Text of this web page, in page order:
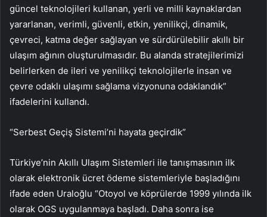
güncel teknolojileri kullanan, yerli ve milli kaynaklardan
yararlanan, verimli, güvenli, etkin, yenilikçi, dinamik,
çevreci, katma değer sağlayan ve sürdürülebilir akıllı bir
ulaşım ağının oluşturulmasıdır. Bu alanda stratejilerimizi
belirlerken de ileri ve yenilikçi teknolojilerle insan ve
çevre odaklı ulaşımı sağlama vizyonuna odaklandık”
ifadelerini kullandı.
“Serbest Geçiş Sistemi’ni hayata geçirdik”
Türkiye’nin Akıllı Ulaşım Sistemleri ile tanışmasının ilk
olarak elektronik ücret ödeme sistemleriyle başladığını
ifade eden Uraloğlu “Otoyol ve köprülerde 1999 yılında ilk
olarak OGS uygulanmaya başladı. Daha sonra ise